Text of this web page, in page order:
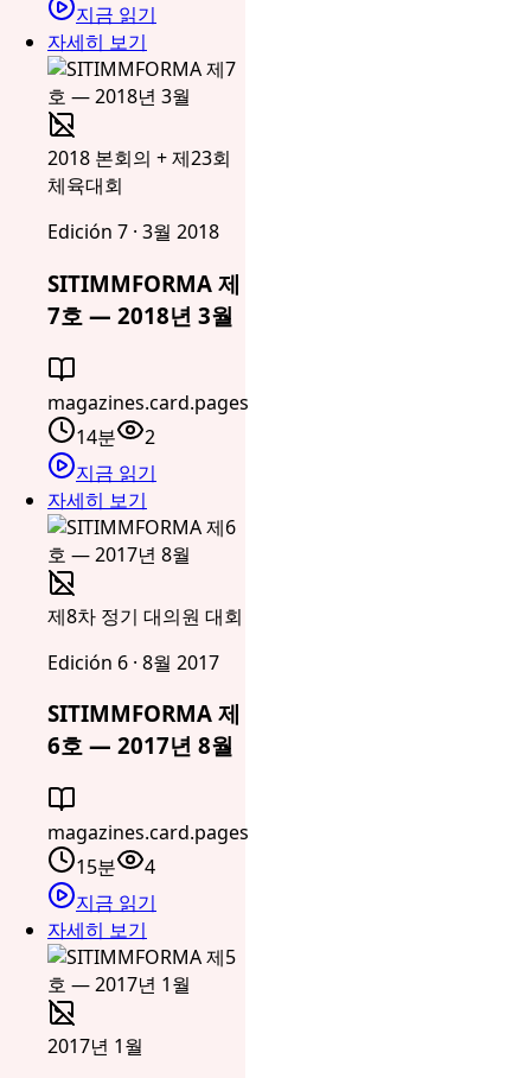
지금 읽기
자세히 보기
2018 본회의 + 제23회
체육대회
Edición 7 · 3월 2018
SITIMMFORMA 제
7호 — 2018년 3월
magazines.card.pages
14분
2
지금 읽기
자세히 보기
제8차 정기 대의원 대회
Edición 6 · 8월 2017
SITIMMFORMA 제
6호 — 2017년 8월
magazines.card.pages
15분
4
지금 읽기
자세히 보기
2017년 1월